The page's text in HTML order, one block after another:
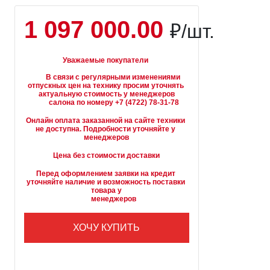
1 097 000.00 ₽/шт.
Уважаемые покупатели
отпускных цен на технику просим уточнять
актуальную стоимость у менеджеров
        салона по номеру +7 (4722) 78-31-78
Онлайн оплата заказанной на сайте техники
не доступна. Подробности уточняйте у
менеджеров
Цена без стоимости доставки
Перед оформлением заявки на кредит
уточняйте наличие и возможность поставки
товара у
        менеджеров
ХОЧУ КУПИТЬ